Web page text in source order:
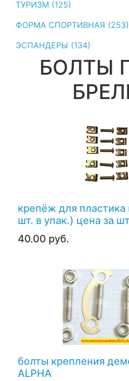
ТУРИЗМ (125)
ФОРМА СПОРТИВНАЯ (253)
ЭСПАНДЕРЫ (134)
БОЛТЫ
крепёж для пластика
шт. в упак.) цена за
40.00 руб.
болты крепления
ALPHA